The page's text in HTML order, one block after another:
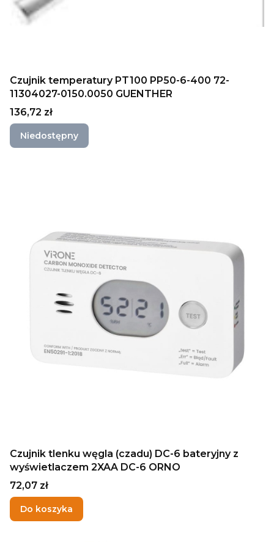
Czujnik temperatury PT100 PP50-6-400 72-
11304027-0150.0050 GUENTHER
Cena
136,72 zł
Niedostępny
Czujnik tlenku węgla (czadu) DC-6 bateryjny z
wyświetlaczem 2XAA DC-6 ORNO
Cena
72,07 zł
Do koszyka